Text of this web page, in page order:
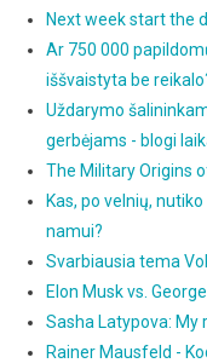
Next week start the
Ar 750 000
iššvaistyta be
Uždarymo
gerbėjams - blogi
The Military Origins
Kas, po velnių,
namui?
Svarbiausia tema
Elon Musk vs.
Sasha Latypova:
Rainer Mausfeld -